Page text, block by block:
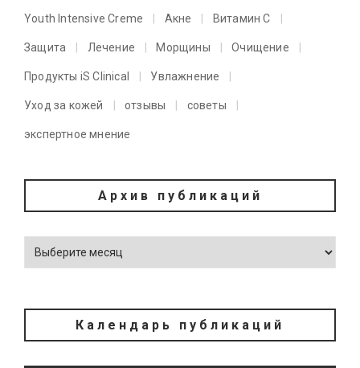
Youth Intensive Creme Акне Витамин C
Защита Лечение Морщины Очищение
Продукты iS Clinical Увлажнение
Уход за кожей отзывы советы
экспертное мнение
Архив публикаций
Календарь публикаций